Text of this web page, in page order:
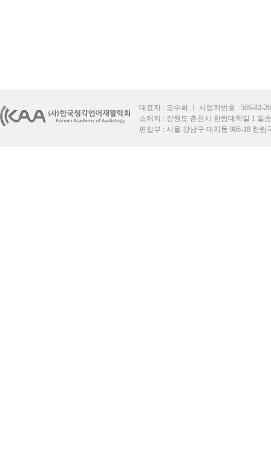
대표자 : 오수희 ㅣ 사업자번호 : 506-82-
소재지 : 강원도 춘천시 한림대학길 1 일
편집부 : 서울 강남구 대치동 906-18 한